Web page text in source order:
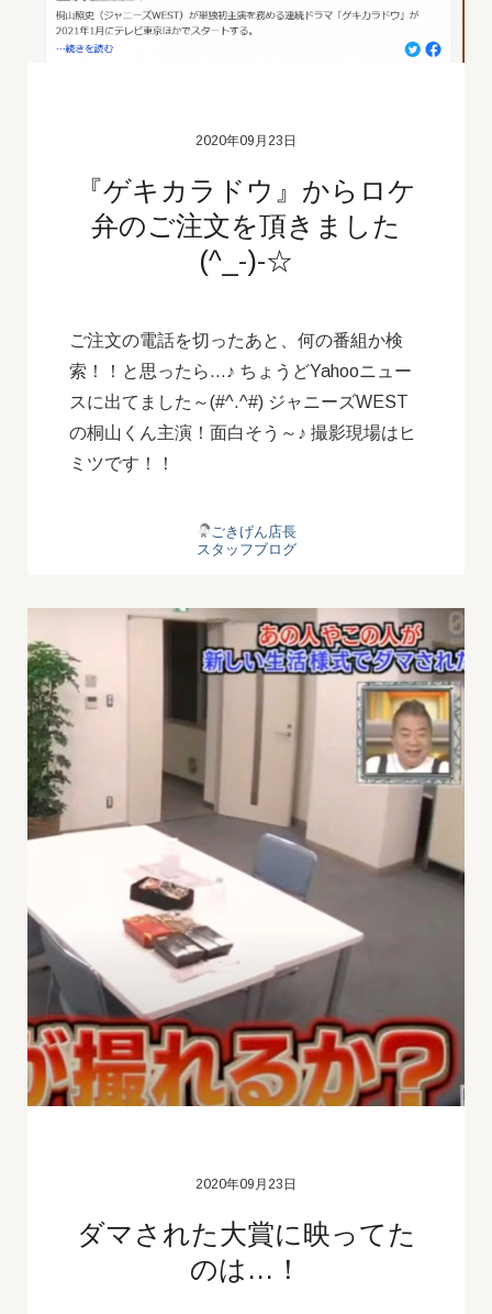
2020年09月23日
『ゲキカラドウ』からロケ
弁のご注文を頂きました
(^_-)-☆
ご注文の電話を切ったあと、何の番組か検
索！！と思ったら…♪ ちょうどYahooニュー
スに出てました～(#^.^#) ジャニーズWEST
の桐山くん主演！面白そう～♪ 撮影現場はヒ
ミツです！！
ごきげん店長
スタッフブログ
2020年09月23日
ダマされた大賞に映ってた
のは…！